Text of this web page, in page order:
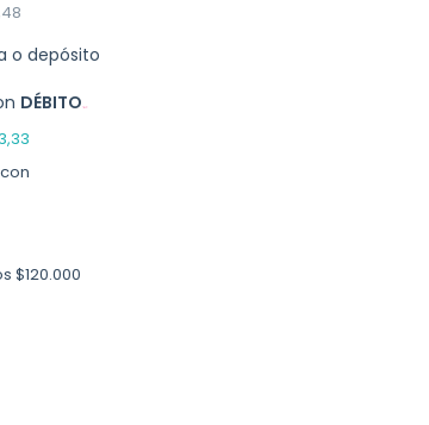
o depósito
DÉBITO
$120.000